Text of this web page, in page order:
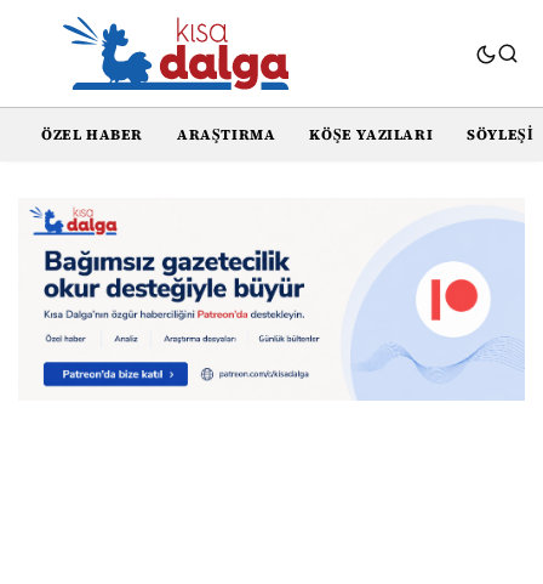
ÖZEL HABER ARAŞTIRMA KÖŞE YAZILARI SÖYLEŞI